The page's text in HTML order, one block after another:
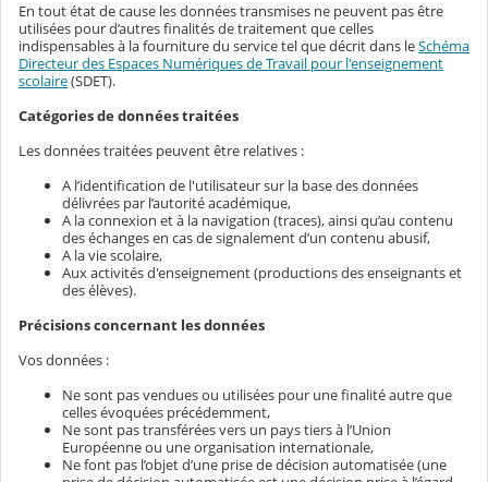
En tout état de cause les données transmises ne peuvent pas être
utilisées pour d’autres finalités de traitement que celles
indispensables à la fourniture du service tel que décrit dans leSchéma
Directeur des Espaces Numériques de Travail pour l'enseignement
scolaire(SDET).
Catégories de données traitées
Les données traitées peuvent être relatives :
A l’identification de l'utilisateur sur la base des données
délivrées par l’autorité académique,
A la connexion et à la navigation (traces), ainsi qu’au contenu
des échanges en cas de signalement d’un contenu abusif,
A la vie scolaire,
Aux activités d'enseignement (productions des enseignants et
des élèves).
Précisions concernant les données
Vos données :
Ne sont pas vendues ou utilisées pour une finalité autre que
celles évoquées précédemment,
Ne sont pas transférées vers un pays tiers à l’Union
Européenne ou une organisation internationale,
Ne font pas l’objet d’une prise de décision automatisée (une